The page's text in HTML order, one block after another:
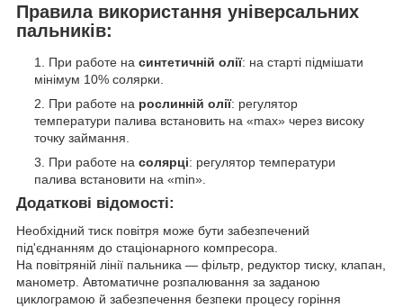
Правила використання універсальних
пальників:
При работе на синтетичній олії: на старті підмішати
мінімум 10% солярки.
При работе на рослинній олії: регулятор
температури палива встановить на «max» через високу
точку займання.
При работе на солярці: регулятор температури
палива встановити на «min».
Додаткові відомості:
Необхідний тиск повітря може бути забезпечений
під'єднанням до стаціонарного компресора.
На повітряній лінії пальника — фільтр, редуктор тиску, клапан,
манометр. Автоматичне розпалювання за заданою
циклограмою й забезпечення безпеки процесу горіння